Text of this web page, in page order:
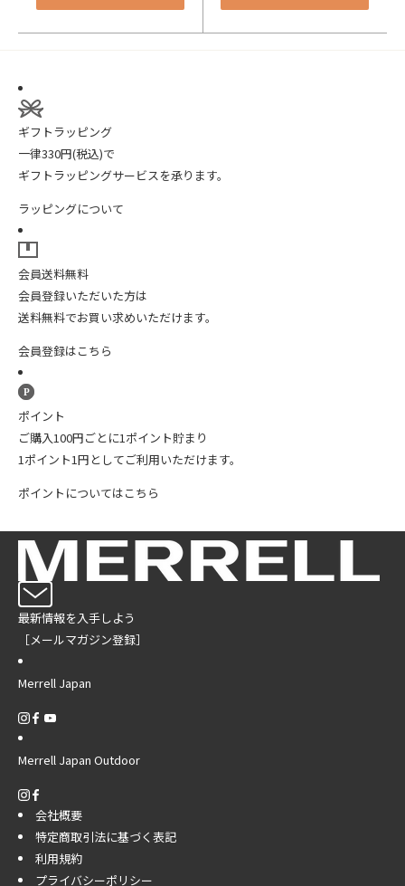
ギフトラッピング
一律330円(税込)で
ギフトラッピングサービスを承ります。
ラッピングについて
会員送料無料
会員登録いただいた方は
送料無料でお買い求めいただけます。
会員登録はこちら
ポイント
ご購入100円ごとに1ポイント貯まり
1ポイント1円としてご利用いただけます。
ポイントについてはこちら
最新情報を入手しよう
［メールマガジン登録］
Merrell Japan
Merrell Japan Outdoor
会社概要
特定商取引法に基づく表記
利用規約
プライバシーポリシー